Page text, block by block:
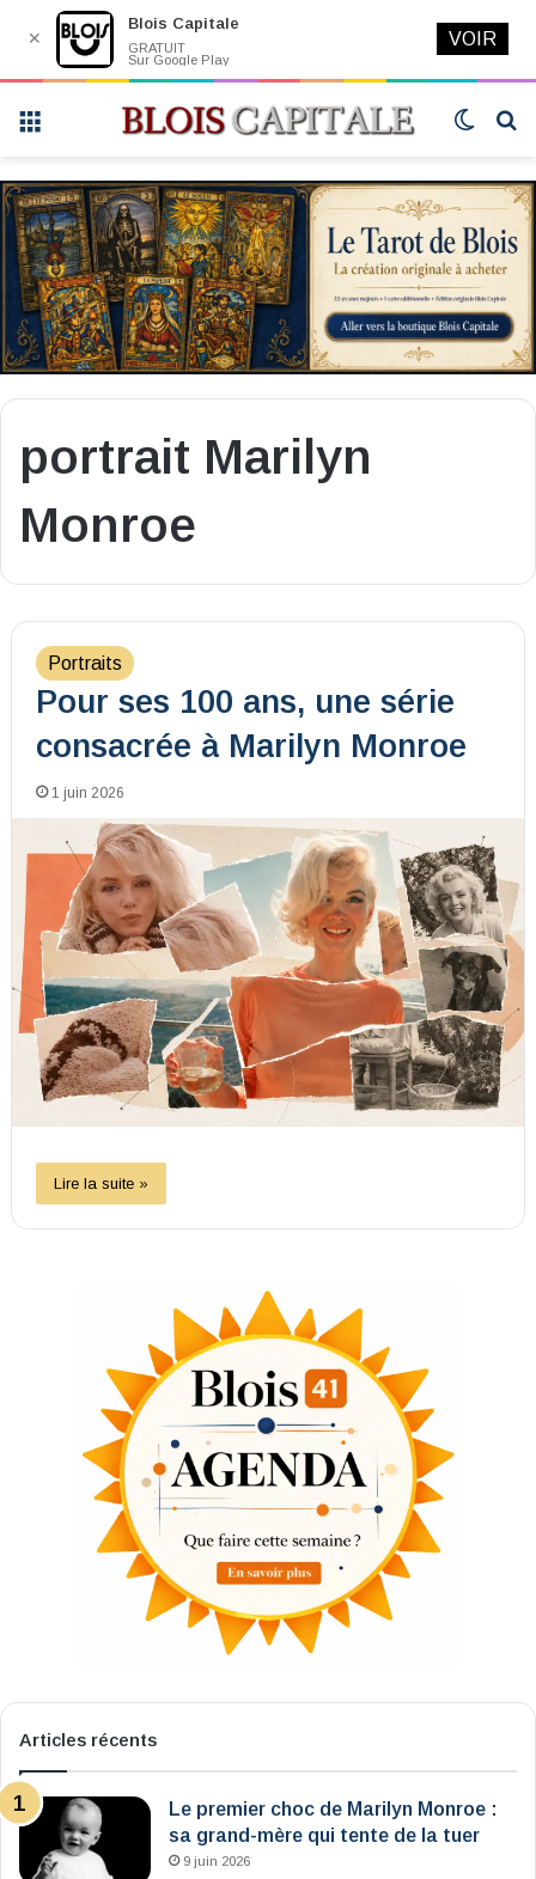
Switch
portrait Marilyn
Monroe
Portraits
Pour ses 100 ans, une série
consacrée à Marilyn Monroe
1 juin 2026
Lire la suite »
Articles récents
Le premier choc de Marilyn Monroe :
sa grand-mère qui tente de la tuer
9 juin 2026
✕
Blois Capitale
GRATUIT
Sur Google Play
VOIR